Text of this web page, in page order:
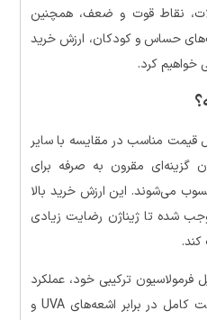
نقاط قوت و ضعف، همچنین
حساس و کودکان، ارزش خرید
خواهیم کرد.
قیمت مناسب در مقایسه با سایر
گزینه‌ای مقرون به صرفه برای
می‌شوند. این ارزش خرید بالا
شده تا ژیناژن رضایت زیادی
فرمولاسیون ترکیبی خود، عملکرد
بسیار خوبی در ارائه محافظت کامل در برابر اشعه‌های UVA و